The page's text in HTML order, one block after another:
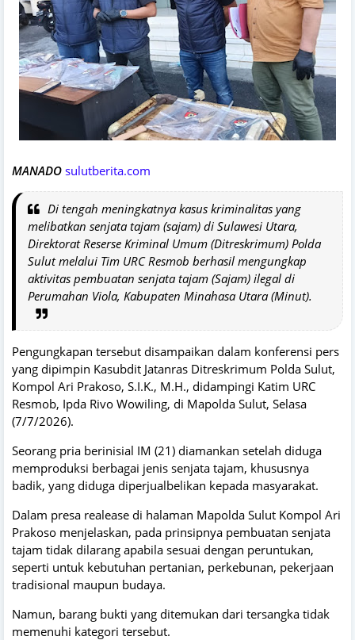
MANADO sulutberita.com
Di tengah meningkatnya kasus kriminalitas yang
melibatkan senjata tajam (sajam) di Sulawesi Utara,
Direktorat Reserse Kriminal Umum (Ditreskrimum) Polda
Sulut melalui Tim URC Resmob berhasil mengungkap
aktivitas pembuatan senjata tajam (Sajam) ilegal di
Perumahan Viola, Kabupaten Minahasa Utara (Minut).
Pengungkapan tersebut disampaikan dalam konferensi pers
yang dipimpin Kasubdit Jatanras Ditreskrimum Polda Sulut,
Kompol Ari Prakoso, S.I.K., M.H., didampingi Katim URC
Resmob, Ipda Rivo Wowiling, di Mapolda Sulut, Selasa
(7/7/2026).
Seorang pria berinisial IM (21) diamankan setelah diduga
memproduksi berbagai jenis senjata tajam, khususnya
badik, yang diduga diperjualbelikan kepada masyarakat.
Dalam presa realease di halaman Mapolda Sulut Kompol Ari
Prakoso menjelaskan, pada prinsipnya pembuatan senjata
tajam tidak dilarang apabila sesuai dengan peruntukan,
seperti untuk kebutuhan pertanian, perkebunan, pekerjaan
tradisional maupun budaya.
Namun, barang bukti yang ditemukan dari tersangka tidak
memenuhi kategori tersebut.